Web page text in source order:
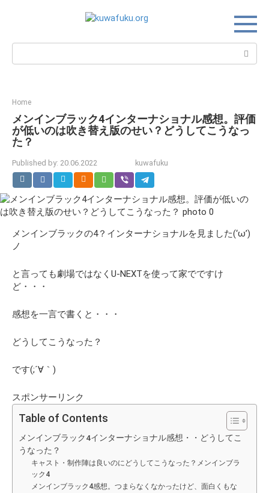
Search:
Home
メンインブラック4インターナショナル感想。評価
が低いのは吹き替え版のせい？どうしてこうなっ
た？
Published by: 20.06.2022 kuwafuku
メンインブラックの4？インターナショナルを見ました(‘ω’)
ノ
と言っても劇場ではなくU-NEXTを使って家でですけ
ど・・・
感想を一言で書くと・・・
どうしてこうなった？
です(;´∀｀)
スポンサーリンク
Table of Contents
メンインブラック4インターナショナル感想・・どうしてこ
うなった？
キャスト・制作陣は良いのにどうしてこうなった？メンインブラ
ック4
メンインブラック4感想。つまらなくなかったけど、面白くもな